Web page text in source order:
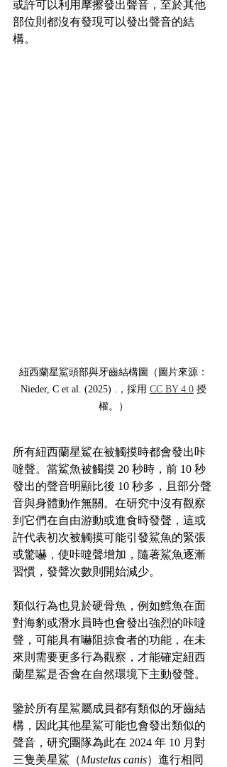
或許可以利用摩擦發出聲音，至於其他
部位則都沒有發現可以發出聲音的結
構。
紐西蘭星鯊頭部與牙齒結構圖（圖片來源：
Nieder, C et al. (2025) .，採用 CC BY 4.0 授
權。）
所有紐西蘭星鯊在被觸摸時都會發出咔
噠聲。當鯊魚被觸摸 20 秒時，前 10 秒
發出的聲音明顯比後 10 秒多，且部分聲
音與身體動作無關。在研究中沒有觀察
到它們在自由游動或進食時發聲，這或
許代表初次被觸摸可能引發鯊魚的緊張
或驚嚇，使咔噠聲增加，隨著鯊魚逐漸
習慣，發聲次數則開始減少。
類似行為也見於硬骨魚，例如鱈魚在面
對海豹或潛水員時也會發出強烈的咔噠
聲，可能具有嚇阻掠食者的功能，在未
來則需要更多行為觀察，才能確定紐西
蘭星鯊是否會在自然環境下主動發聲。
鑒於所有星鯊屬成員都有類似的牙齒結
構，因此其他星鯊可能也會發出類似的
聲音，研究團隊為此在 2024 年 10 月對
三隻美星鯊（Mustelus canis）進行相同